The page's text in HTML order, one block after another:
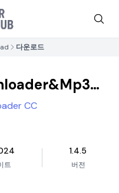
다운로드
CC
트
1.4.5
버전